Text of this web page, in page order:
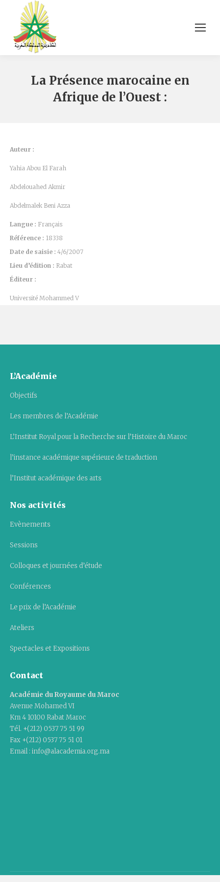
La Présence marocaine en
Afrique de l’Ouest :
Auteur :
Yahia Abou El Farah
Abdelouahed Akmir
Abdelmalek Beni Azza
Langue : Français
Référence : 18338
Date de saisie : 4/6/2007
Lieu d’édition : Rabat
Éditeur :
Université Mohammed V
L’Académie
Objectifs
Les membres de l’Académie
L’Institut Royal pour la Recherche sur l’Histoire du Maroc
l’instance académique supérieure de traduction
l’Institut académique des arts
Nos activités
Evènements
Sessions
Colloques et journées d’étude
Conférences
Le prix de l’Académie
Ateliers
Spectacles et Expositions
Contact
Académie du Royaume du Maroc
Avenue Mohamed VI
Km 4 10100 Rabat Maroc
Tél. +(212) 0537 75 51 99
Fax +(212) 0537 75 51 01
Email : info@alacademia.org.ma